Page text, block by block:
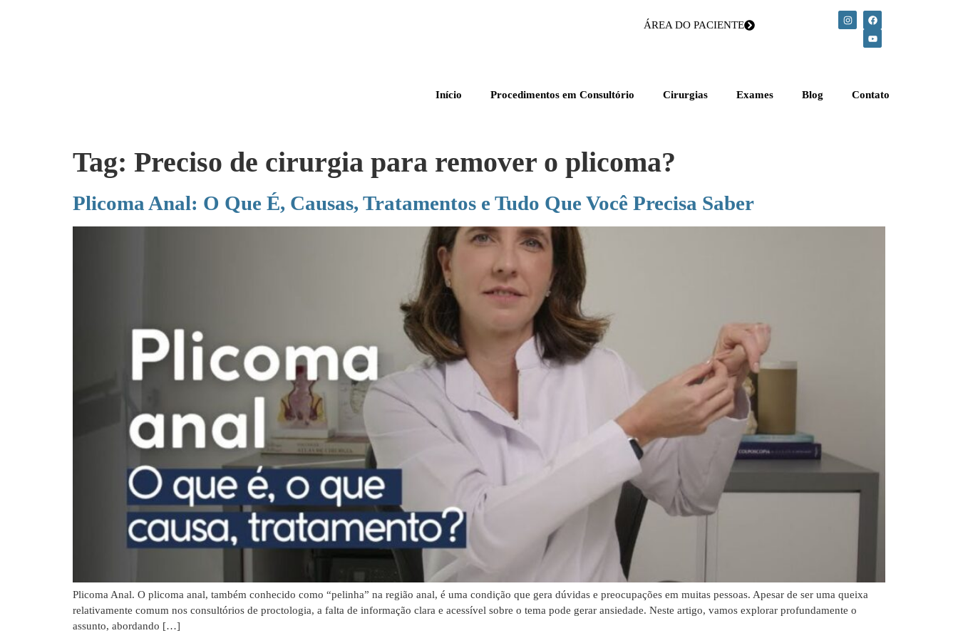
ÁREA DO PACIENTE
Início Procedimentos em Consultório Cirurgias Exames Blog Contato
Tag: Preciso de cirurgia para remover o plicoma?
Plicoma Anal: O Que É, Causas, Tratamentos e Tudo Que Você Precisa Saber
Plicoma Anal. O plicoma anal, também conhecido como “pelinha” na região anal, é uma condição que gera dúvidas e preocupações em muitas pessoas. Apesar de ser uma queixa
relativamente comum nos consultórios de proctologia, a falta de informação clara e acessível sobre o tema pode gerar ansiedade. Neste artigo, vamos explorar profundamente o
assunto, abordando […]